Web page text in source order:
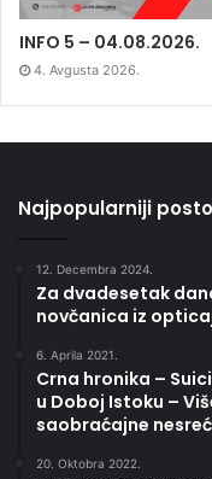
INFO 5 – 04.08.2026.
4. Avgusta 2026.
Najpopularniji
12. Decembra 2024.
Za dvadesetak
novčanica iz
6. Aprila 2021.
Crna hronika –
u Doboj Istoku –
saobraćajne
20. Oktobra 2022.